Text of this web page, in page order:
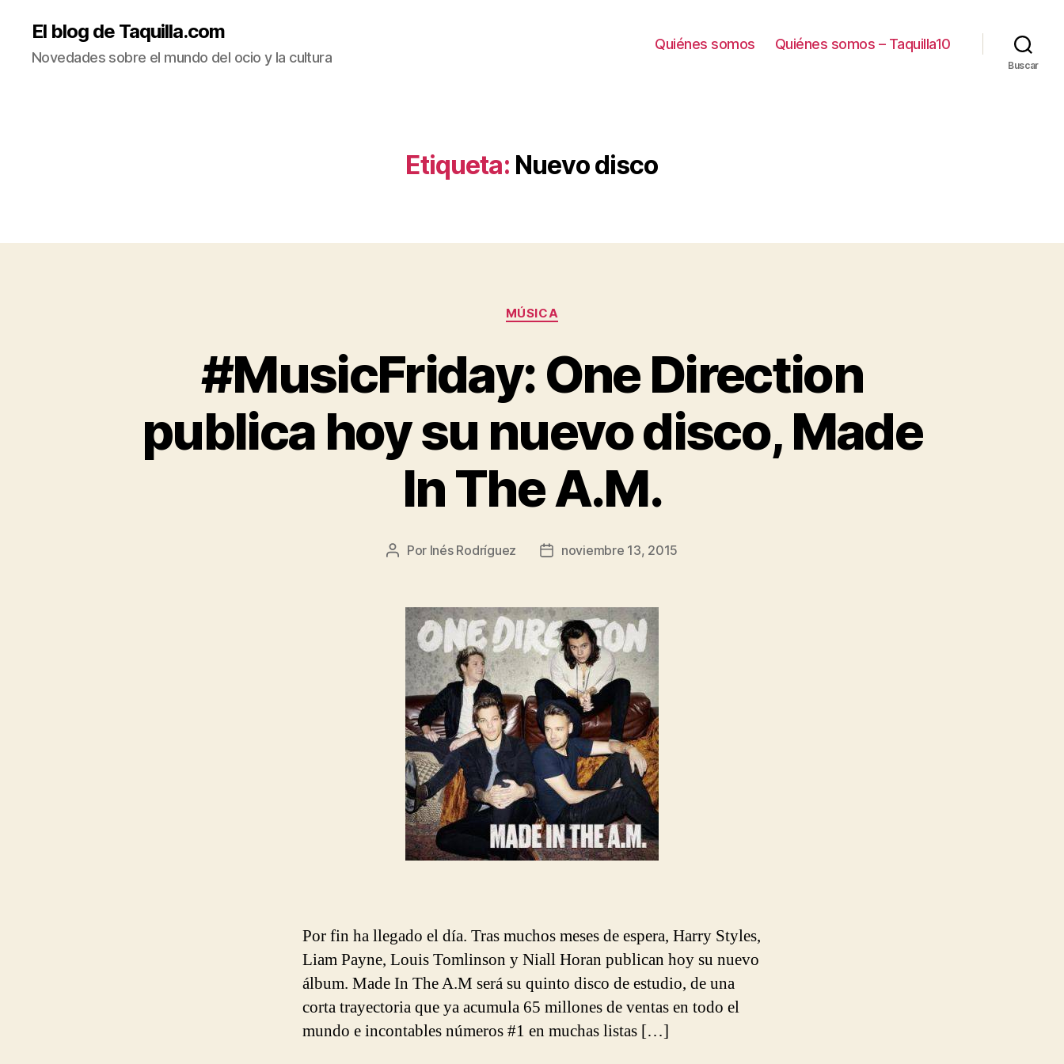
El blog de Taquilla.com
Novedades sobre el mundo del ocio y la cultura
Quiénes somos Quiénes somos – Taquilla10
Buscar
Etiqueta: Nuevo disco
Categorías
MÚSICA
#MusicFriday: One Direction
publica hoy su nuevo disco, Made
In The A.M.
Autor
entrada
Por Inés Rodríguez
Fecha
entrada
noviembre 13, 2015
Por fin ha llegado el día. Tras muchos meses de espera, Harry Styles,
Liam Payne, Louis Tomlinson y Niall Horan publican hoy su nuevo
álbum. Made In The A.M será su quinto disco de estudio, de una
corta trayectoria que ya acumula 65 millones de ventas en todo el
mundo e incontables números #1 en muchas listas […]